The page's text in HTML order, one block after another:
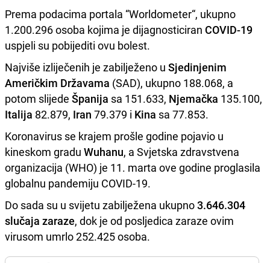
Prema podacima portala “Worldometer“, ukupno
1.200.296 osoba kojima je dijagnosticiran COVID-19
uspjeli su pobijediti ovu bolest.
Najviše izliječenih je zabilježeno u Sjedinjenim
Američkim Državama (SAD), ukupno 188.068, a
potom slijede Španija sa 151.633, Njemačka 135.100,
Italija 82.879, Iran 79.379 i Kina sa 77.853.
Koronavirus se krajem prošle godine pojavio u
kineskom gradu Wuhanu, a Svjetska zdravstvena
organizacija (WHO) je 11. marta ove godine proglasila
globalnu pandemiju COVID-19.
Do sada su u svijetu zabilježena ukupno3.646.304
slučaja zaraze, dok je od posljedica zaraze ovim
virusom umrlo 252.425 osoba.